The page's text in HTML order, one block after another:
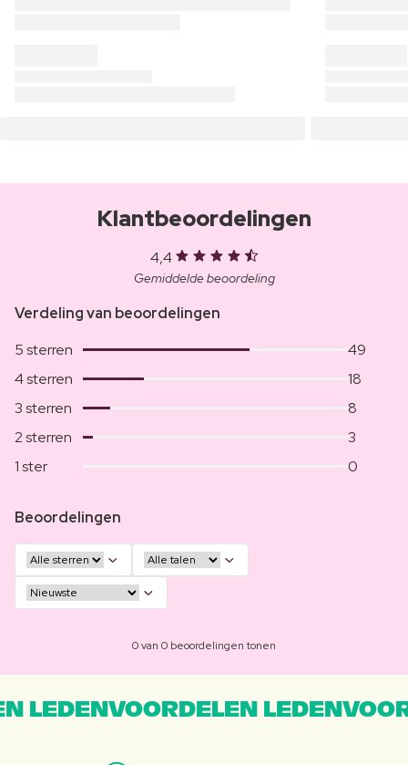
Klantbeoordelingen
4,4
Gemiddelde beoordeling
Verdeling van beoordelingen
5 sterren
49
4 sterren
18
3 sterren
8
2 sterren
3
1 ster
0
Beoordelingen
0 van 0 beoordelingen tonen
LEDENVOORDELEN